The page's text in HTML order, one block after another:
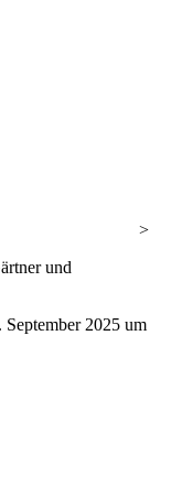
>
und
September 2025 um